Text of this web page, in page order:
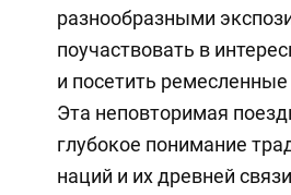
разнообразными
поучаствовать в
и посетить
Эта неповторимая
глубокое понимание
наций и их древней